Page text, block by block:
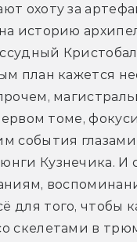
охоту за
историю
план кажется
томе,
события
Кузнечика. И
для того, чтобы
скелетами в